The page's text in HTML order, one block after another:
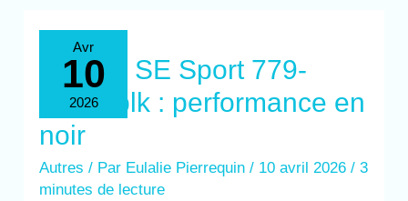
Avr
10
2026
Test du SE Sport 779-
se400blk : performance en
noir
Autres / Par Eulalie Pierrequin/ 10 avril 2026/3
minutes de lecture
du
SE
Sport
779-
se400blk
performance
en